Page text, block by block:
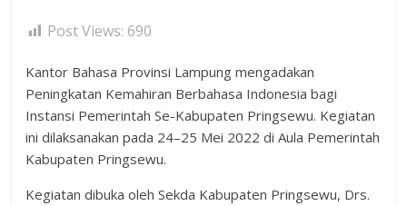
Post Views: 690
Kantor Bahasa Provinsi Lampung mengadakan
Peningkatan Kemahiran Berbahasa Indonesia bagi
Instansi Pemerintah Se-Kabupaten Pringsewu. Kegiatan
ini dilaksanakan pada 24–25 Mei 2022 di Aula Pemerintah
Kabupaten Pringsewu.
Kegiatan dibuka oleh Sekda Kabupaten Pringsewu, Drs.